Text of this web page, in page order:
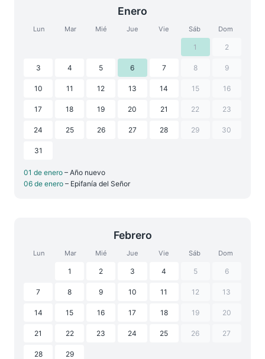
Enero
Lun Mar Mié Jue Vie Sáb Dom
1 2
3 4 5 6 7 8 9
10 11 12 13 14 15 16
17 18 19 20 21 22 23
24 25 26 27 28 29 30
31
01 de enero – Año nuevo
06 de enero – Epifanía del Señor
Febrero
Lun Mar Mié Jue Vie Sáb Dom
1 2 3 4 5 6
7 8 9 10 11 12 13
14 15 16 17 18 19 20
21 22 23 24 25 26 27
28 29